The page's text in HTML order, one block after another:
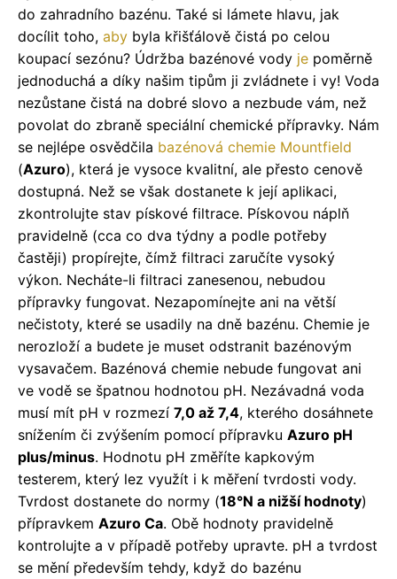
do zahradního bazénu. Také si lámete hlavu, jak
docílit toho, aby byla křišťálově čistá po celou
koupací sezónu? Údržba bazénové vody je poměrně
jednoduchá a díky našim tipům ji zvládnete i vy! Voda
nezůstane čistá na dobré slovo a nezbude vám, než
povolat do zbraně speciální chemické přípravky. Nám
se nejlépe osvědčila bazénová chemie Mountfield
(Azuro), která je vysoce kvalitní, ale přesto cenově
dostupná. Než se však dostanete k její aplikaci,
zkontrolujte stav pískové filtrace. Pískovou náplň
pravidelně (cca co dva týdny a podle potřeby
častěji) propírejte, čímž filtraci zaručíte vysoký
výkon. Necháte-li filtraci zanesenou, nebudou
přípravky fungovat. Nezapomínejte ani na větší
nečistoty, které se usadily na dně bazénu. Chemie je
nerozloží a budete je muset odstranit bazénovým
vysavačem. Bazénová chemie nebude fungovat ani
ve vodě se špatnou hodnotou pH. Nezávadná voda
musí mít pH v rozmezí 7,0 až 7,4, kterého dosáhnete
snížením či zvýšením pomocí přípravku Azuro pH
plus/minus. Hodnotu pH změříte kapkovým
testerem, který lez využít i k měření tvrdosti vody.
Tvrdost dostanete do normy (18°N a nižší hodnoty)
přípravkem Azuro Ca. Obě hodnoty pravidelně
kontrolujte a v případě potřeby upravte. pH a tvrdost
se mění především tehdy, když do bazénu